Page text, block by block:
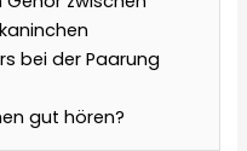
bei der Paarung
gut hören?